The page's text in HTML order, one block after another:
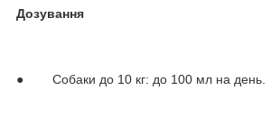
Дозування
● Собаки до 10 кг: до 100 мл на день.